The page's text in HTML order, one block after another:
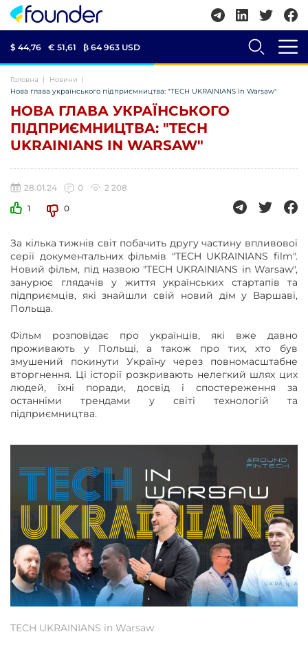
$ 44,76 € 51,61 ₿ 64 963 USD
Головна
Новини
Нова глава українського підприємництва: "TECH UKRAINIANS in Warsaw"
НОВА ГЛАВА УКРАЇНСЬКОГО
ПІДПРИЄМНИЦТВА: "TECH
UKRAINIANS IN WARSAW"
28.01.24 0
2 208
1
0
За кілька тижнів світ побачить другу частину впливової
серії документальних фільмів "TECH UKRAINIANS film".
Новий фільм, під назвою "TECH UKRAINIANS in Warsaw",
занурює глядачів у життя українських стартапів та
підприємців, які знайшли свій новий дім у Варшаві,
Польща.
Фільм розповідає про українців, які вже давно
проживають у Польщі, а також про тих, хто був
змушений покинути Україну через повномасштабне
вторгнення. Ці історії розкривають нелегкий шлях цих
людей, їхні поради, досвід і спостереження за
останніми трендами у світі технологій та
підприємництва.
TECH UKRAINIANS in Warsaw